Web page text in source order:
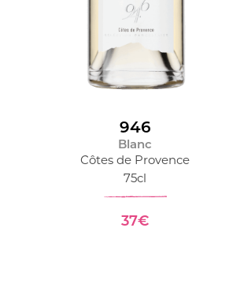
946
Blanc
Côtes de Provence
75cl
37€